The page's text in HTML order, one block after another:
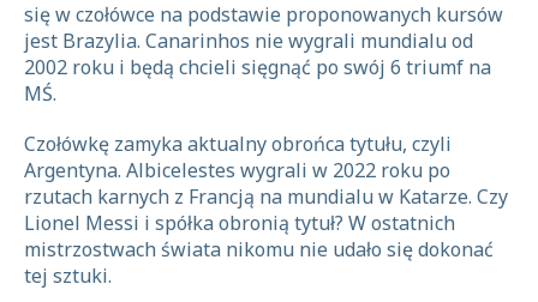
się w czołówce na podstawie proponowanych kursów
jest Brazylia. Canarinhos nie wygrali mundialu od
2002 roku i będą chcieli sięgnąć po swój 6 triumf na
MŚ.
Czołówkę zamyka aktualny obrońca tytułu, czyli
Argentyna. Albicelestes wygrali w 2022 roku po
rzutach karnych z Francją na mundialu w Katarze. Czy
Lionel Messi i spółka obronią tytuł? W ostatnich
mistrzostwach świata nikomu nie udało się dokonać
tej sztuki.